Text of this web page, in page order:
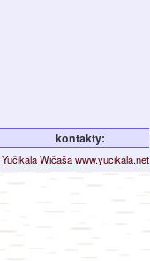
kontakty:
Yučikala Wičašawww.yucikala.net